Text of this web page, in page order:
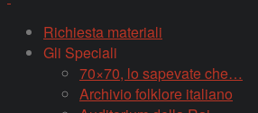
Richiesta materiali
Gli Speciali
70×70, lo sapevate che…
Archivio folklore italiano